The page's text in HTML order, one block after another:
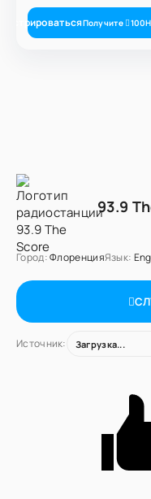
Получите 100
93.9
Город:ФлоренцияЯзык:
Источник: Загрузка...